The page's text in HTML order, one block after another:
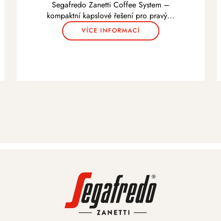
Segafredo Zanetti Coffee System –
kompaktní kapslové řešení pro pravý...
VÍCE INFORMACÍ